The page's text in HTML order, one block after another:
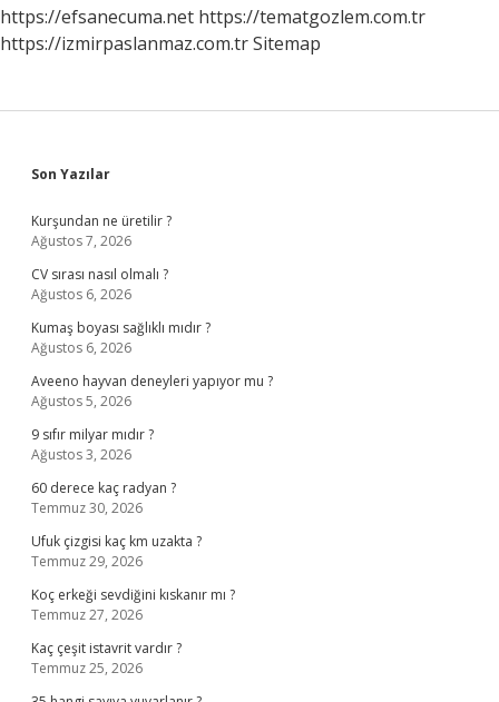
https://efsanecuma.net https://tematgozlem.com.tr
https://izmirpaslanmaz.com.trSitemap
Sidebar
Son Yazılar
Kurşundan ne üretilir ?
Ağustos 7, 2026
CV sırası nasıl olmalı ?
Ağustos 6, 2026
Kumaş boyası sağlıklı mıdır ?
Ağustos 6, 2026
Aveeno hayvan deneyleri yapıyor mu ?
Ağustos 5, 2026
9 sıfır milyar mıdır ?
Ağustos 3, 2026
60 derece kaç radyan ?
Temmuz 30, 2026
Ufuk çizgisi kaç km uzakta ?
Temmuz 29, 2026
Koç erkeği sevdiğini kıskanır mı ?
Temmuz 27, 2026
Kaç çeşit istavrit vardır ?
Temmuz 25, 2026